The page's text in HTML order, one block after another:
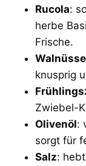
Rucola:
herbe
Frische.
Walnüsse
knusprig
Zwiebel-
Olivenöl:
sorgt für
Salz: